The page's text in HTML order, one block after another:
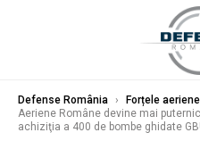
Defense România › Forțele aeriene
Aeriene Române devine mai
achiziţia a 400 de bombe ghidate